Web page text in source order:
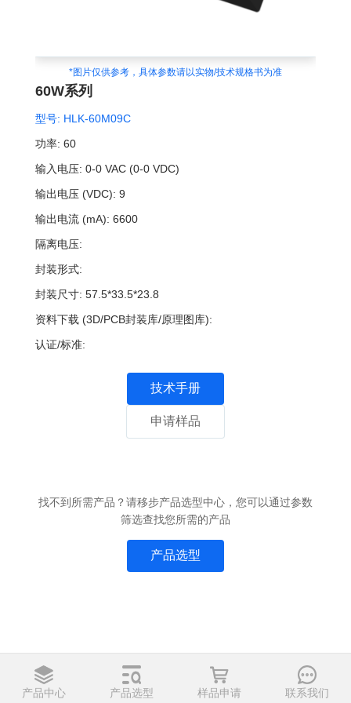
*图片仅供参考，具体参数请以实物/技术规格书为准
60W系列
型号: HLK-60M09C
功率: 60
输入电压: 0-0 VAC (0-0 VDC)
输出电压 (VDC): 9
输出电流 (mA): 6600
隔离电压:
封装形式:
封装尺寸: 57.5*33.5*23.8
资料下载 (3D/PCB封装库/原理图库):
认证/标准:
技术手册
申请样品
找不到所需产品？请移步产品选型中心，您可以通过参数
筛选查找您所需的产品
产品选型
产品中心 产品选型 样品申请 联系我们